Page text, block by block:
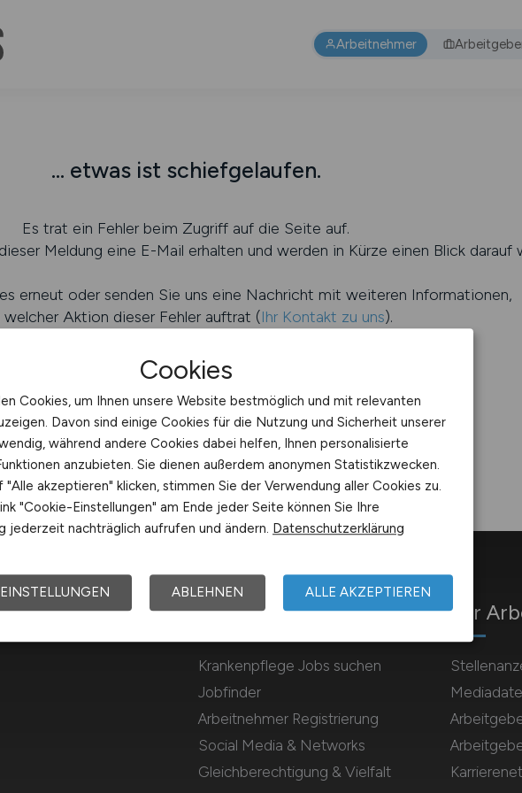
Arbeitnehmer
... etwas ist schiefgelaufen.
Es trat ein Fehler beim Zugriff auf die Seite auf.
Meldung eine E-Mail erhalten und werden in Kürze einen Blick darauf
erneut oder senden Sie uns eine Nachricht mit weiteren Informationen,
welcher Aktion dieser Fehler auftrat (Ihr Kontakt zu uns).
Für Arbeitnehmer
Krankenpflege Jobs suchen
Jobfinder
Arbeitnehmer Registrierung
Social Media & Networks
Gleichberechtigung & Vielfalt
Für
Cookies
Cookies, um Ihnen unsere Website bestmöglich und mit relevanten
Davon sind einige Cookies für die Nutzung und Sicherheit unserer
während andere Cookies dabei helfen, Ihnen personalisierte
anzubieten. Sie dienen außerdem anonymen Statistikzwecken.
"Alle akzeptieren" klicken, stimmen Sie der Verwendung aller Cookies zu.
"Cookie-Einstellungen" am Ende jeder Seite können Sie Ihre
jederzeit nachträglich aufrufen und ändern. Datenschutzerklärung
ABLEHNEN ALLE AKZEPTIEREN